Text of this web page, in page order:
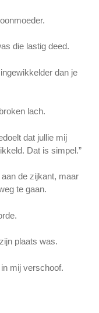
die lastig deed.
dan je
lach.
dat jullie mij
Dat is simpel.”
de zijkant, maar
te gaan.
plaats was.
mij verschoof.